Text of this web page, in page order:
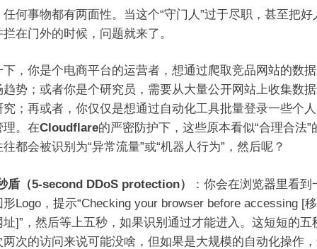
任何事物都有两面性。当这个“守门人”过于尽职，甚至把好
在门外的时候，问题就来了。
下，你是个电商平台的运营者，想通过爬取竞品网站的数
趋势；或者你是个研究员，需要从大量公开网站上收集数
究；再或者，你仅仅是想通过自动化工具批量登录一些个
理。在Cloudflare的严密防护下，这些原本看似“合理合法”
都会被识别为“异常流量”或“机器人行为”，然后呢？
盾（5-second DDoS protection）
：你会在浏览器里看到
形Logo，提示“Checking your browser before accessing [
址]”，然后等上五秒，如果识别通过才能进入。这短短的五
两次的访问来说可能没啥，但如果是大规模的自动化操作